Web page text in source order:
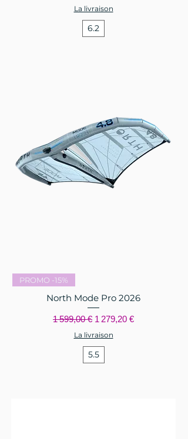
La livraison
6.2
PROMO -15%
North Mode Pro 2026
Prix original
1 599,00 € Prix promotionnel
1 279,20 €
La livraison
5.5